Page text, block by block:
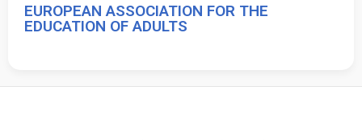
EUROPEAN ASSOCIATION FOR THE
EDUCATION OF ADULTS